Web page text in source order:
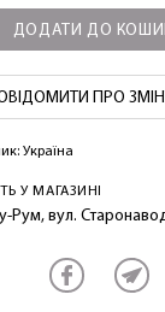
ДОДАТИ ДО
ПРО
Україна
У МАГАЗИНІ
Рум, вул.
ОТРИМАТИ!